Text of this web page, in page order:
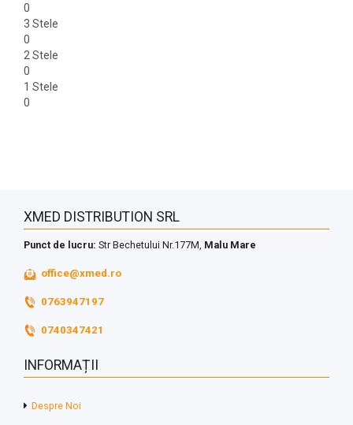
0
3 Stele
0
2 Stele
0
1 Stele
0
XMED DISTRIBUTION SRL
Punct de lucru: Str Bechetului Nr.177M, Malu Mare
office@xmed.ro
0763947197
0740347421
INFORMAȚII
Despre Noi